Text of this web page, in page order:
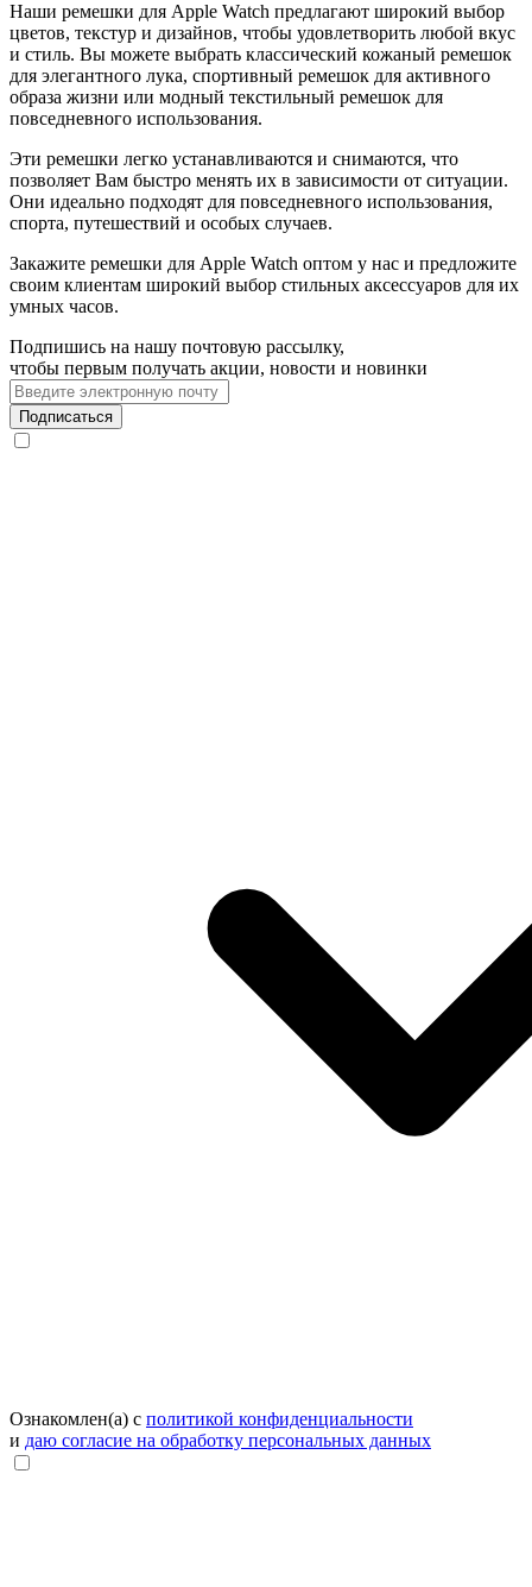
Наши ремешки для Apple Watch предлагают широкий выбор
цветов, текстур и дизайнов, чтобы удовлетворить любой вкус
и стиль. Вы можете выбрать классический кожаный ремешок
для элегантного лука, спортивный ремешок для активного
образа жизни или модный текстильный ремешок для
повседневного использования.
Эти ремешки легко устанавливаются и снимаются, что
позволяет Вам быстро менять их в зависимости от ситуации.
Они идеально подходят для повседневного использования,
спорта, путешествий и особых случаев.
Закажите ремешки для Apple Watch оптом у нас и предложите
своим клиентам широкий выбор стильных аксессуаров для их
умных часов.
Подпишись на нашу почтовую рассылку,
чтобы первым получать акции, новости и новинки
Подписаться
Ознакомлен(а) с политикой конфиденциальности
и даю согласие на обработку персональных данных